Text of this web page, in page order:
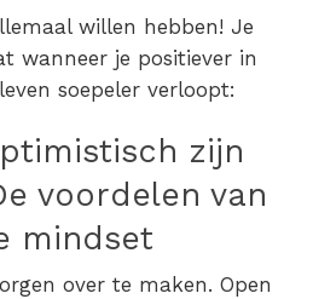
willen hebben! Je
wanneer je positiever in
soepeler verloopt:
zijn
voordelen van
mindset
over te maken. Open